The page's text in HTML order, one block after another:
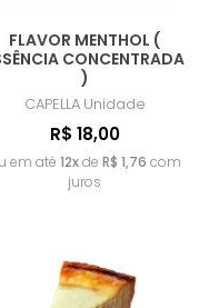
FLAVOR MENTHOL (
CONCENTRADA
)
CAPELLA Unidade
R$ 18,00
em até 12xde R$ 1,76 com
juros